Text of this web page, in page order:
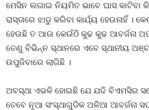
ମେସିନ ଲଗାଇ ନିୟମିତ ଭାବେ ଘାସ କାଟିବା
ରାସ୍ତାରେ ଝାଡୁ କରିବା କାର୍ଯ୍ୟ ହେଉନାହିଁ
ହେଉଛି ତ ଆଉ କେଉଁଠି କୁଢ କୁଢ ଆବର୍ଜନା
ତେଣୁ ବିଭିନ୍ନ ସ୍ଥାନରେ ଏବେ ସ୍ଥାନୀୟ
ଉପୁଜିବାରେ ଲାଗିଛି ।
ଅବସ୍ଥା ଏଭଳି ହୋଇଛି ଯେ ଯଦି ବିଏମସିର
ତେବେ ନୂଆ ସଂସ୍ଥାଗୁଡିକ ଅଳିଆ ଆବର୍ଜନା